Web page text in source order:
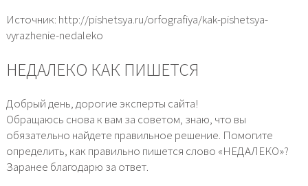
Источник: http://pishetsya.ru/orfografiya/kak-pishetsya-
vyrazhenie-nedaleko
НЕДАЛЕКО КАК ПИШЕТСЯ
Добрый день, дорогие эксперты сайта!
Обращаюсь снова к вам за советом, знаю, что вы
обязательно найдете правильное решение. Помогите
определить, как правильно пишется слово «НЕДАЛЕКО»?
Заранее благодарю за ответ.